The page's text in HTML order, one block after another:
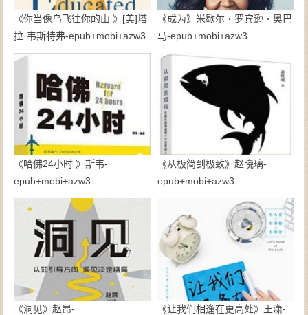
《你当像鸟飞往你的山 》[美]塔
拉·韦斯特弗-epub+mobi+azw3
《成为》米歇尔・罗宾逊・奥巴
马-epub+mobi+azw3
《哈佛24小时 》斯韦-
epub+mobi+azw3
《从极简到极致》赵晓璃-
epub+mobi+azw3
《洞见》赵昂-
《让我们相逢在更高处》王潇-